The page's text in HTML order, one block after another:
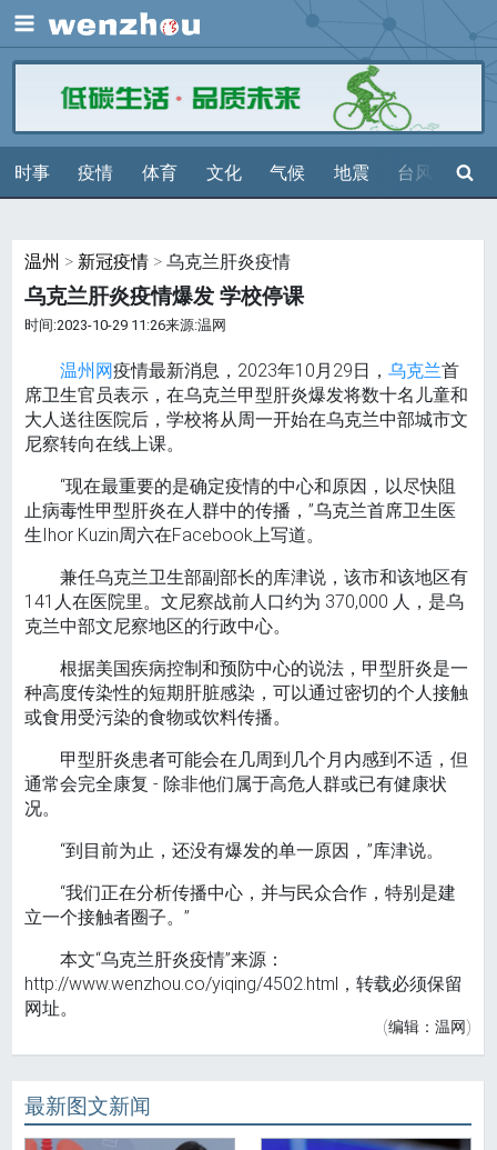
展开
时事 疫情 体育 文化 气候 地震 台风 天气
搜索
温州 > 新冠疫情 > 乌克兰肝炎疫情
乌克兰肝炎疫情爆发 学校停课
时间:2023-10-29 11:26来源:温网
温州网疫情最新消息，2023年10月29日，乌克兰首
席卫生官员表示，在乌克兰甲型肝炎爆发将数十名儿童和
大人送往医院后，学校将从周一开始在乌克兰中部城市文
尼察转向在线上课。
“现在最重要的是确定疫情的中心和原因，以尽快阻
止病毒性甲型肝炎在人群中的传播，”乌克兰首席卫生医
生Ihor Kuzin周六在Facebook上写道。
兼任乌克兰卫生部副部长的库津说，该市和该地区有
141人在医院里。文尼察战前人口约为 370,000 人，是乌
克兰中部文尼察地区的行政中心。
根据美国疾病控制和预防中心的说法，甲型肝炎是一
种高度传染性的短期肝脏感染，可以通过密切的个人接触
或食用受污染的食物或饮料传播。
甲型肝炎患者可能会在几周到几个月内感到不适，但
通常会完全康复 - 除非他们属于高危人群或已有健康状
况。
“到目前为止，还没有爆发的单一原因，”库津说。
“我们正在分析传播中心，并与民众合作，特别是建
立一个接触者圈子。”
本文“乌克兰肝炎疫情”来源：
http://www.wenzhou.co/yiqing/4502.html，转载必须保留
网址。
(编辑：温网)
最新图文新闻